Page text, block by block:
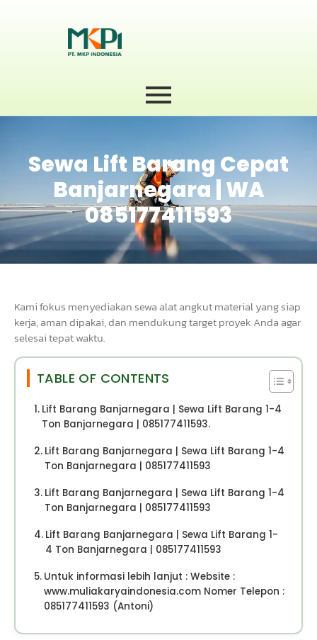
Sewa Lift Barang Cepat
Banjarnegara | WA
085177411593
Kami fokus menyediakan sewa alat angkut material yang siap
kerja, aman dipakai, dan mendukung target proyek Anda agar
selesai tepat waktu.
TABLE OF CONTENTS
Lift Barang Banjarnegara | Sewa Lift Barang 1-4
Ton Banjarnegara | 085177411593.
Lift Barang Banjarnegara | Sewa Lift Barang 1-4
Ton Banjarnegara | 085177411593
Lift Barang Banjarnegara | Sewa Lift Barang 1-4
Ton Banjarnegara | 085177411593
Lift Barang Banjarnegara | Sewa Lift Barang 1-
4 Ton Banjarnegara | 085177411593
Untuk informasi lebih lanjut : Website :
www.muliakaryaindonesia.com Nomer Telepon :
085177411593 (Antoni)